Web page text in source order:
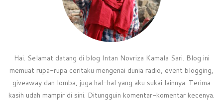
Hai. Selamat datang di blog Intan Novriza Kamala Sari. Blog ini
memuat rupa-rupa ceritaku mengenai dunia radio, event blogging,
giveaway dan lomba, juga hal-hal yang aku sukai lainnya. Terima
kasih udah mampir di sini. Ditungguin komentar-komentar kecenya.